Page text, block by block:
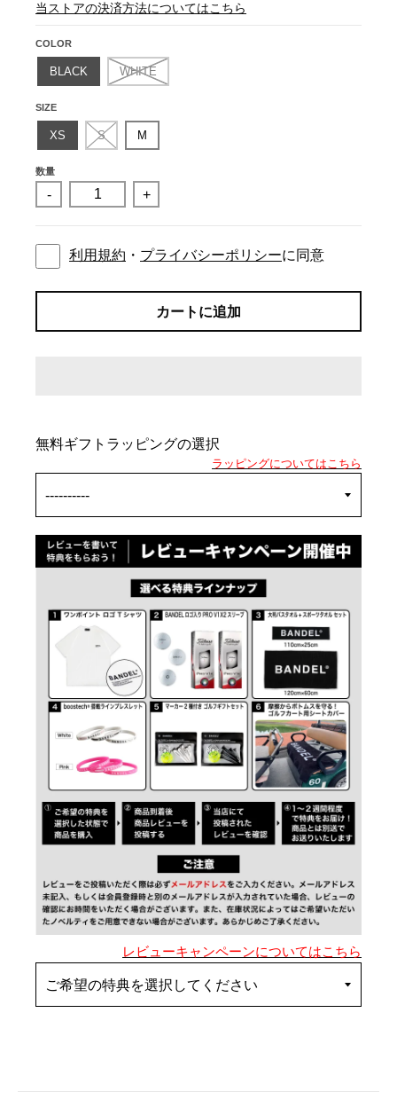
当ストアの決済方法についてはこちら
COLOR
BLACK WHITE
SIZE
XS S M
数量
- +
利用規約 ・ プライバシーポリシーに同意
カートに追加
無料ギフトラッピングの選択
ラッピングについてはこちら
レビューキャンペーンについてはこちら